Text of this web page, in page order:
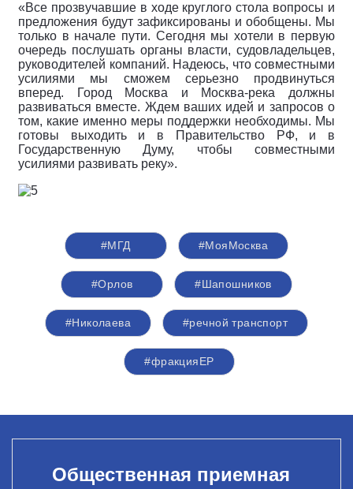
«Все прозвучавшие в ходе круглого стола вопросы и
предложения будут зафиксированы и обобщены. Мы
только в начале пути. Сегодня мы хотели в первую
очередь послушать органы власти, судовладельцев,
руководителей компаний. Надеюсь, что совместными
усилиями мы сможем серьезно продвинуться
вперед. Город Москва и Москва-река должны
развиваться вместе. Ждем ваших идей и запросов о
том, какие именно меры поддержки необходимы. Мы
готовы выходить и в Правительство РФ, и в
Государственную Думу, чтобы совместными
усилиями развивать реку».
#МГД #МояМосква
#Орлов #Шапошников
#Николаева #речной транспорт
#фракцияЕР
Общественная приемная